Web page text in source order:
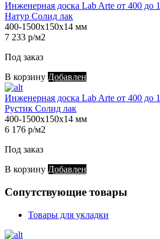
Инженерная доска Lab Arte от 400 до
Натур Солид лак
400-1500х150х14 мм
7 233 р/м2
Под заказ
В корзину Добавлен
Инженерная доска Lab Arte от 400 до
Рустик Солид лак
400-1500х150х14 мм
6 176 р/м2
Под заказ
В корзину Добавлен
Сопутствующие товары
Товары для укладки